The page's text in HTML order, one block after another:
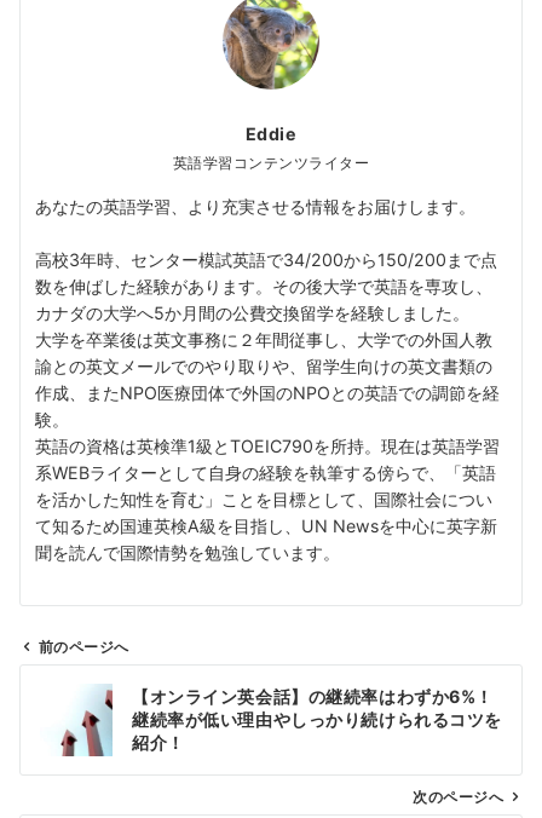
Eddie
英語学習コンテンツライター
あなたの英語学習、より充実させる情報をお届けします。
高校3年時、センター模試英語で34/200から150/200まで点
数を伸ばした経験があります。その後大学で英語を専攻し、
カナダの大学へ5か月間の公費交換留学を経験しました。
大学を卒業後は英文事務に２年間従事し、大学での外国人教
諭との英文メールでのやり取りや、留学生向けの英文書類の
作成、またNPO医療団体で外国のNPOとの英語での調節を経
験。
英語の資格は英検準1級とTOEIC790を所持。現在は英語学習
系WEBライターとして自身の経験を執筆する傍らで、「英語
を活かした知性を育む」ことを目標として、国際社会につい
て知るため国連英検A級を目指し、UN Newsを中心に英字新
聞を読んで国際情勢を勉強しています。
ビ
前のページへ
【オンライン英会話】の継続率はわずか6%！
継続率が低い理由やしっかり続けられるコツを
紹介！
次のページへ